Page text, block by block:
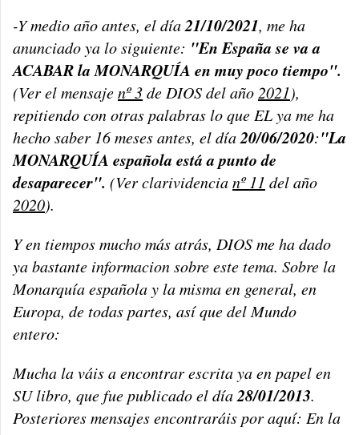
-Y medio año antes, el día21/10/2021, me ha
anunciado ya lo siguiente: "En España se va a
ACABAR la MONARQUÍA en muy poco tiempo".
(Ver el mensajenº 3de DIOS del año 2021),
repitiendo con otras palabras lo que EL ya me ha
hecho saber 16 meses antes, el día20/06/2020:"La
MONARQUÍA española está a punto de
desaparecer". (Ver clarividencianº 11 del año
2020).
Y en tiempos mucho más atrás, DIOS me ha dado
ya bastante informacion sobre este tema. Sobre la
Monarquía española y la misma en general, en
Europa, de todas partes, así que del Mundo
entero:
Mucha la váis a encontrar escrita ya en papel en
SU libro, que fue publicado el día28/01/2013.
Posteriores mensajes encontraráis por aquí: En la